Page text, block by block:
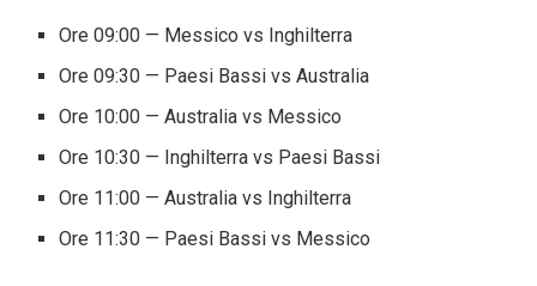
Ore 09:00 — Messico vs Inghilterra
Ore 09:30 — Paesi Bassi vs Australia
Ore 10:00 — Australia vs Messico
Ore 10:30 — Inghilterra vs Paesi Bassi
Ore 11:00 — Australia vs Inghilterra
Ore 11:30 — Paesi Bassi vs Messico